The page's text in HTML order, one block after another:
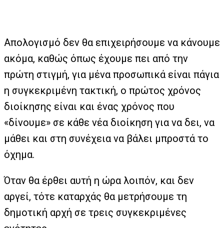
Απολογισμό δεν θα επιχειρήσουμε να κάνουμε
ακόμα, καθώς όπως έχουμε πει από την
πρώτη στιγμή, για μένα προσωπικά είναι πάγια
η συγκεκριμένη τακτική, ο πρώτος χρόνος
διοίκησης είναι και ένας χρόνος που
«δίνουμε» σε κάθε νέα διοίκηση για να δει, να
μάθει και στη συνέχεια να βάλει μπροστά το
όχημα.
Όταν θα έρθει αυτή η ώρα λοιπόν, και δεν
αργεί, τότε καταρχάς θα μετρήσουμε τη
δημοτική αρχή σε τρεις συγκεκριμένες